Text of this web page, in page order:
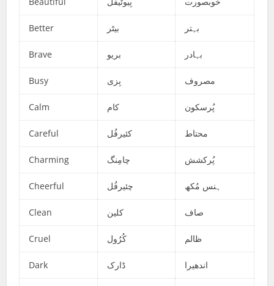
Better بیٹر بہتر
Brave بریو بہادر
Busy بِزی مصروف
Calm کام پُرسکون
Careful کئیرفُل محتاط
Charming چامِنگ پُرکشش
Cheerful چئیرفُل ہنس مُکھ
Clean کلین صاف
Cruel کُرُول ظالم
Dark ڈارک اندھیرا